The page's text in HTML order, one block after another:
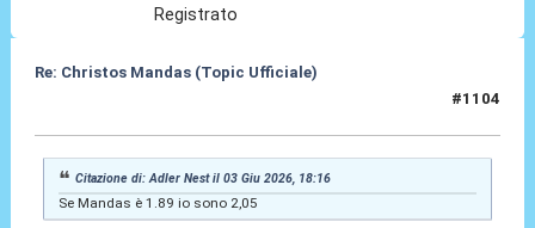
Registrato
Re: Christos Mandas (Topic Ufficiale)
#1104
Citazione di: Adler Nest il 03 Giu 2026, 18:16
Se Mandas è 1.89 io sono 2,05